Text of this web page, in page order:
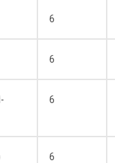
6
6
6
6